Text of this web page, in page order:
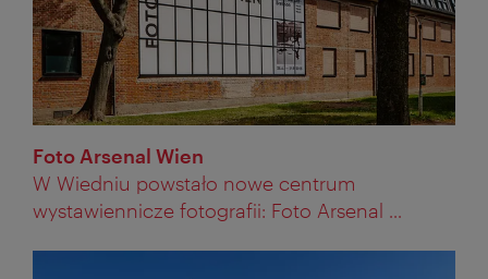
Foto Arsenal Wien
W Wiedniu powstało nowe centrum
wystawiennicze fotografii: Foto Arsenal ...